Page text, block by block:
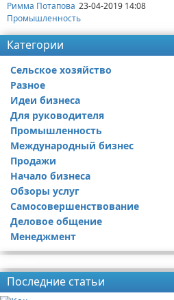
Римма Потапова 23-04-2019 14:08
Промышленность
Категории
Сельское хозяйство
Разное
Идеи бизнеса
Для руководителя
Промышленность
Международный бизнес
Продажи
Начало бизнеса
Обзоры услуг
Самосовершенствование
Деловое общение
Менеджмент
Последние статьи